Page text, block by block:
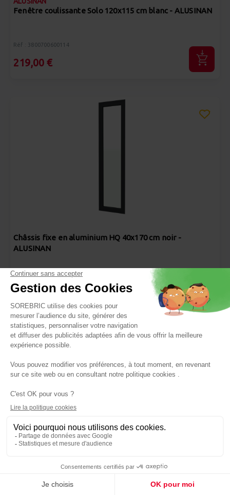
Fenêtre coulissante Solo 120x115 cm blanc - ALUSINAN
Réf : 3800700600114
219,00 €
Châssis fixe en aluminium HQ 40x170 cm noir -
ALUSINAN
Réf : 0651637892515
229,00 €
Fenêtre coulissante en aluminium HQ 100x97 cm noire -